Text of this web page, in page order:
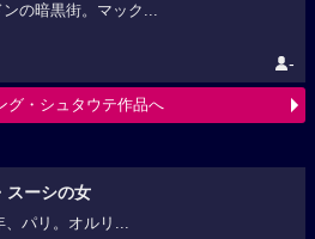
ンの暗黒街。マック...
-
グ・シュタウテ作品へ
スーシの女
、パリ。オルリ...